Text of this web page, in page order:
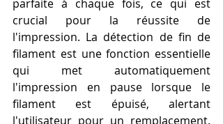
parfaite à chaque fois, ce qui est
crucial pour la réussite de
l'impression. La détection de fin de
filament est une fonction essentielle
qui met automatiquement
l'impression en pause lorsque le
filament est épuisé, alertant
l'utilisateur pour un remplacement.